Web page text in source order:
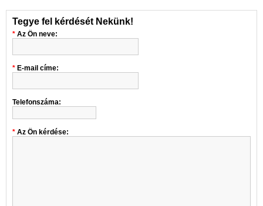
Tegye fel kérdését Nekünk!
Az Ön neve:
E-mail címe:
Telefonszáma:
Az Ön kérdése: